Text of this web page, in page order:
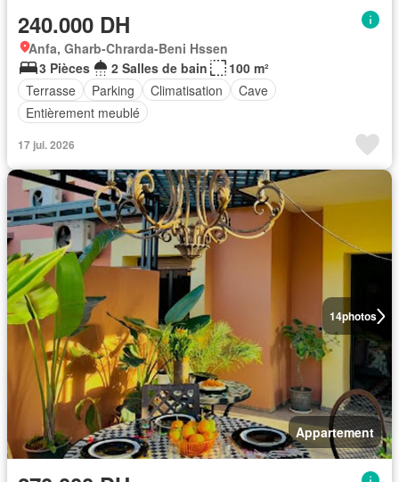
240.000 DH
Anfa, Gharb-Chrarda-Beni Hssen
3 Pièces
2 Salles de bain
100 m²
Terrasse
Parking Climatisation
Cave
Entièrement meublé
17 jui. 2026
14photos
Appartement